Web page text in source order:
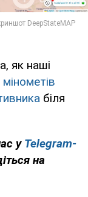
як наші
біля
у Telegram-
на